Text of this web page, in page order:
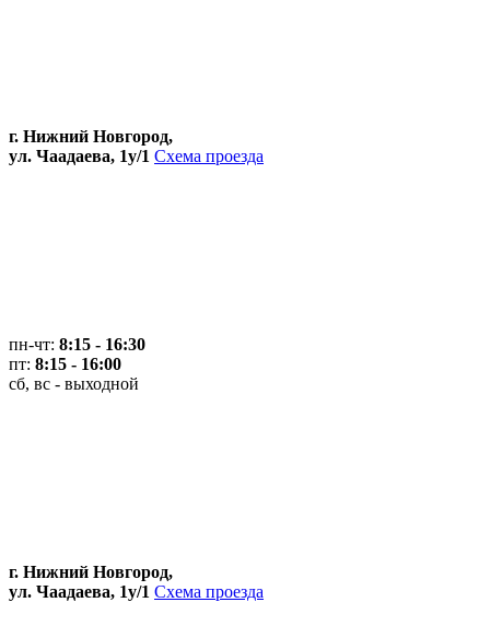
г. Нижний Новгород,
ул. Чаадаева, 1у/1 Схема проезда
пн-чт: 8:15 - 16:30
пт: 8:15 - 16:00
сб, вс - выходной
г. Нижний Новгород,
ул. Чаадаева, 1у/1 Схема проезда